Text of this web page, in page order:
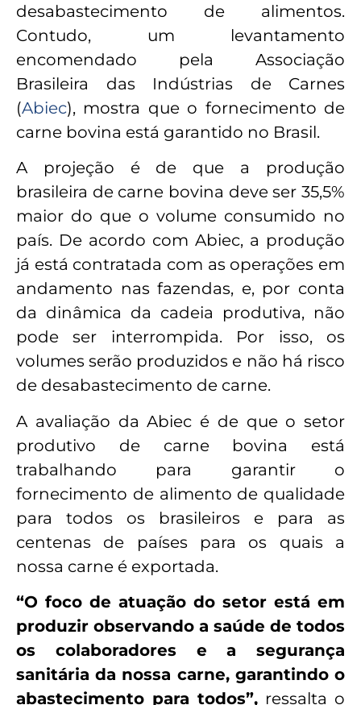
desabastecimento de alimentos.
Contudo, um levantamento
encomendado pela Associação
Brasileira das Indústrias de Carnes
(Abiec), mostra que o fornecimento de
carne bovina está garantido no Brasil.
A projeção é de que a produção
brasileira de carne bovina deve ser 35,5%
maior do que o volume consumido no
país. De acordo com Abiec, a produção
já está contratada com as operações em
andamento nas fazendas, e, por conta
da dinâmica da cadeia produtiva, não
pode ser interrompida. Por isso, os
volumes serão produzidos e não há risco
de desabastecimento de carne.
A avaliação da Abiec é de que o setor
produtivo de carne bovina está
trabalhando para garantir o
fornecimento de alimento de qualidade
para todos os brasileiros e para as
centenas de países para os quais a
nossa carne é exportada.
“O foco de atuação do setor está em
produzir observando a saúde de todos
os colaboradores e a segurança
sanitária da nossa carne, garantindo o
abastecimento para todos”, ressalta o